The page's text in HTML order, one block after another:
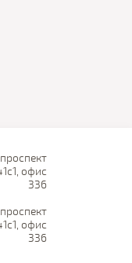
офис
336
офис
336